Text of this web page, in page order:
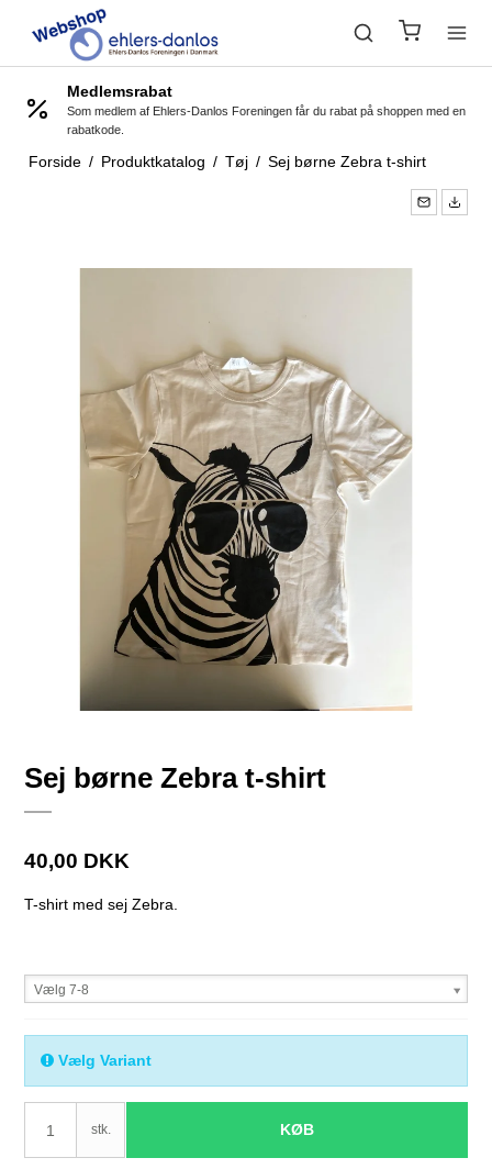
Medlemsrabat
Som medlem af Ehlers-Danlos Foreningen får du rabat på shoppen med en
rabatkode.
Forside / Produktkatalog / Tøj / Sej børne Zebra t-shirt
Sej børne Zebra t-shirt
40,00 DKK
T-shirt med sej Zebra.
Vælg 7-8
Vælg Variant
stk. KØB